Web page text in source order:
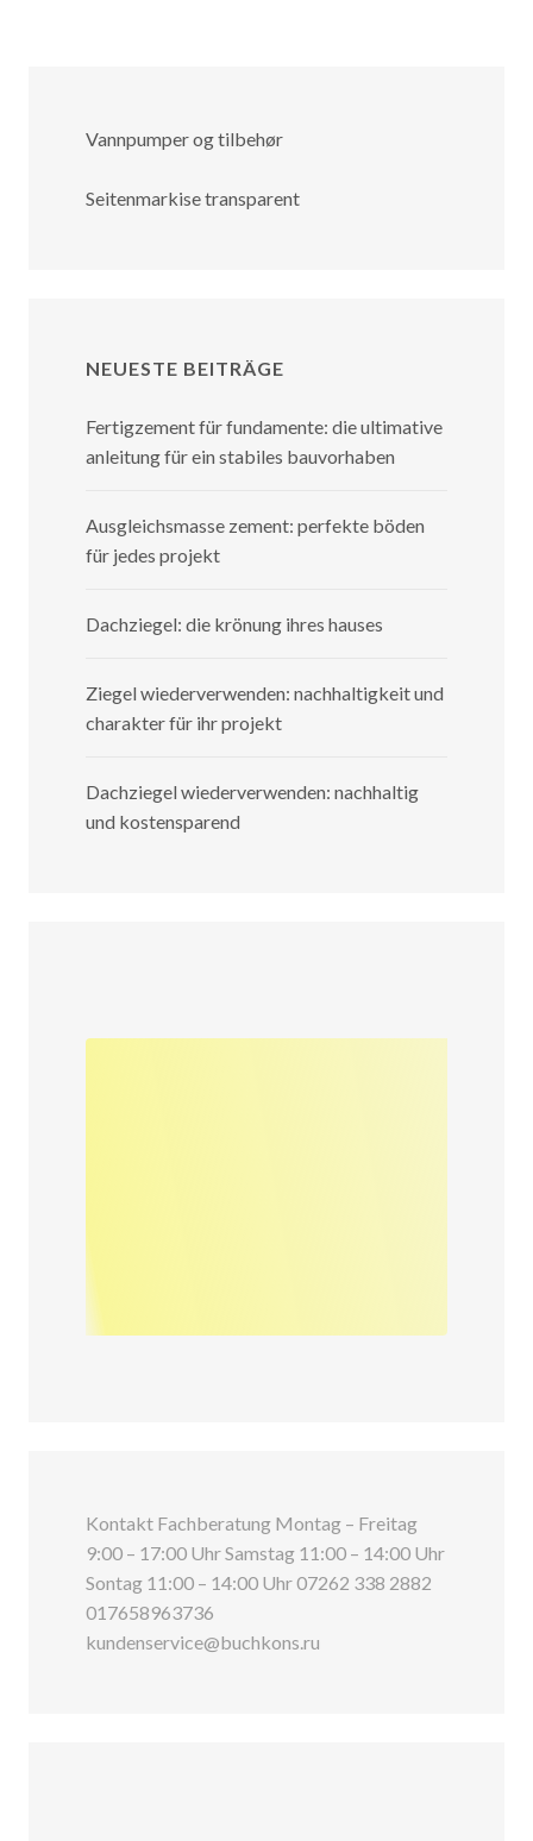
Vannpumper og tilbehør
Seitenmarkise transparent
NEUESTE BEITRÄGE
Fertigzement für fundamente: die ultimative
anleitung für ein stabiles bauvorhaben
Ausgleichsmasse zement: perfekte böden
für jedes projekt
Dachziegel: die krönung ihres hauses
Ziegel wiederverwenden: nachhaltigkeit und
charakter für ihr projekt
Dachziegel wiederverwenden: nachhaltig
und kostensparend
Kontakt Fachberatung Montag – Freitag
9:00 – 17:00 Uhr Samstag 11:00 – 14:00 Uhr
Sontag 11:00 – 14:00 Uhr 07262 338 2882
017658963736
kundenservice@buchkons.ru